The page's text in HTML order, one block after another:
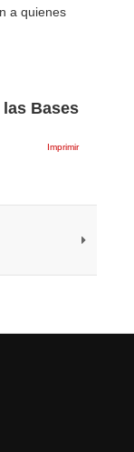
a quienes
Bases
Imprimir